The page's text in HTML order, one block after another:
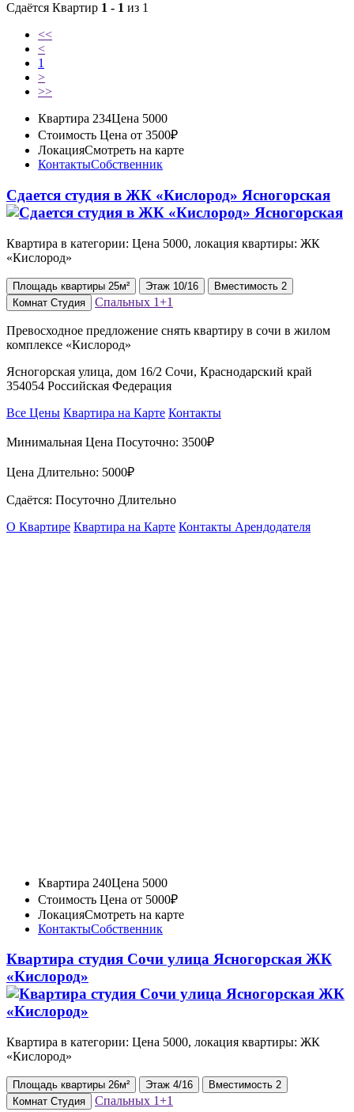
Сдаётся Квартир 1 - 1 из 1
<<
<
1
>
>>
Квартира 234Цена 5000
Стоимость Цена от 3500₽
ЛокацияСмотреть на карте
КонтактыСобственник
Сдается студия в ЖК «Кислород» Ясногорская
Квартира в категории: Цена 5000, локация квартиры: ЖК
«Кислород»
Площадь квартиры 25м² Этаж 10/16 Вместимость 2
Комнат Студия Спальных 1+1
Превосходное предложение снять квартиру в сочи в жилом
комплексе «Кислород»
Ясногорская улица, дом 16/2 Сочи, Краснодарский край
354054 Российская Федерация
Все Цены Квартира на Карте Контакты
Минимальная Цена Посуточно: 3500₽
Цена Длительно: 5000₽
Сдаётся: Посуточно Длительно
О Квартире Квартира на Карте Контакты Арендодателя
Квартира 240Цена 5000
Стоимость Цена от 5000₽
ЛокацияСмотреть на карте
КонтактыСобственник
Квартира студия Сочи улица Ясногорская ЖК
«Кислород»
Квартира в категории: Цена 5000, локация квартиры: ЖК
«Кислород»
Площадь квартиры 26м² Этаж 4/16 Вместимость 2
Комнат Студия Спальных 1+1